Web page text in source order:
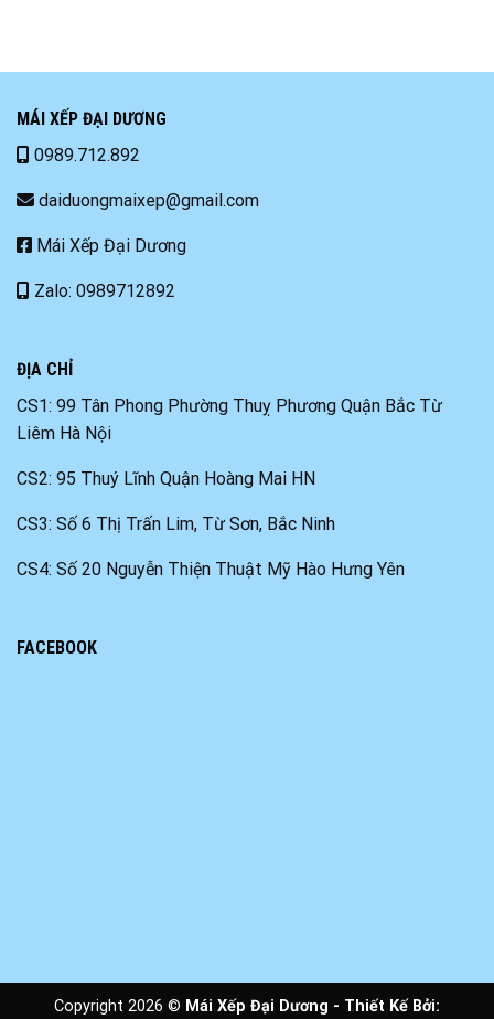
MÁI XẾP ĐẠI DƯƠNG
0989.712.892
daiduongmaixep@gmail.com
Mái Xếp Đại Dương
Zalo: 0989712892
ĐỊA CHỈ
CS1: 99 Tân Phong Phường Thuỵ Phương Quận Bắc Từ
Liêm Hà Nội
CS2: 95 Thuý Lĩnh Quận Hoàng Mai HN
CS3: Số 6 Thị Trấn Lim, Từ Sơn, Bắc Ninh
CS4: Số 20 Nguyễn Thiện Thuật Mỹ Hào Hưng Yên
FACEBOOK
Copyright 2026 © Mái Xếp Đại Dương - Thiết Kế Bởi: